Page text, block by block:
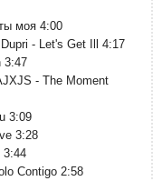
моя 4:00
- Let's Get Ill 4:17
3:47
- The Moment
3:09
3:28
3:44
Contigo 2:58